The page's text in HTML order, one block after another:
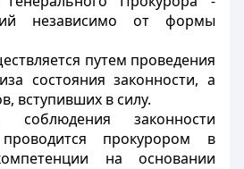
независимо от формы
путем проведения
состояния законности, а
вступивших в силу.
законности
прокурором в
на основании